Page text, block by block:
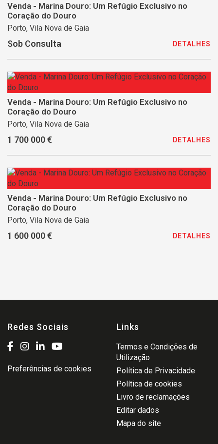
Venda - Marina Douro: Um Refúgio Exclusivo no
Coração do Douro
Porto, Vila Nova de Gaia
Sob Consulta DETALHES
Venda - Marina Douro: Um Refúgio Exclusivo no
Coração do Douro
Porto, Vila Nova de Gaia
1 700 000 € DETALHES
Venda - Marina Douro: Um Refúgio Exclusivo no
Coração do Douro
Porto, Vila Nova de Gaia
1 600 000 € DETALHES
Redes Sociais
Preferências de cookies
Links
Termos e Condições de
Utilização
Política de Privacidade
Política de cookies
Livro de reclamações
Editar dados
Mapa do site